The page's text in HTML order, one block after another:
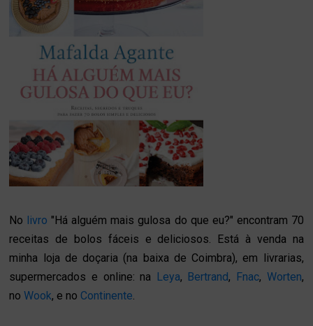
No livro "Há alguém mais gulosa do que eu?" encontram 70
receitas de bolos fáceis e deliciosos. Está à venda na
minha loja de doçaria (na baixa de Coimbra), em livrarias,
supermercados e online: na Leya, Bertrand, Fnac, Worten,
noWook, e no Continente.